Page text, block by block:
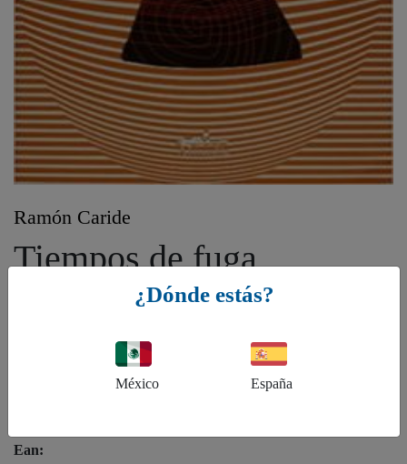
Ramón Caride
Tiempos de fuga
FB - Ficción: general y literaria, FFL - Crimen y misterio: novela
Ean:
¿Dónde estás?
México España